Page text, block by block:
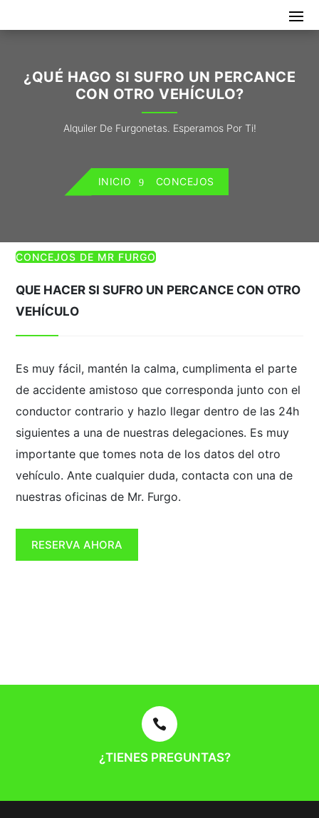
¿QUÉ HAGO SI SUFRO UN PERCANCE
CON OTRO VEHÍCULO?
Alquiler De Furgonetas. Esperamos Por Ti!
INICIO CONCEJOS
CONCEJOS DE MR FURGO
QUE HACER SI SUFRO UN PERCANCE CON OTRO
VEHÍCULO
Es muy fácil, mantén la calma, cumplimenta el parte
de accidente amistoso que corresponda junto con el
conductor contrario y hazlo llegar dentro de las 24h
siguientes a una de nuestras delegaciones. Es muy
importante que tomes nota de los datos del otro
vehículo. Ante cualquier duda, contacta con una de
nuestras oficinas de Mr. Furgo.
RESERVA AHORA

¿TIENES PREGUNTAS?